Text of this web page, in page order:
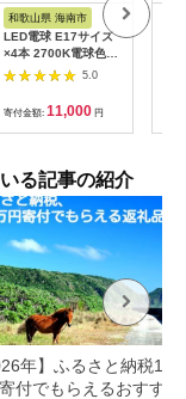
和歌山県 海南市
LED電球 E17サイズ
×4本 2700K電球色
aku1011664015.0
寄付金額: 11,000 円
る記事の紹介
年】ふるさと納税
付でもらえるおすすめ